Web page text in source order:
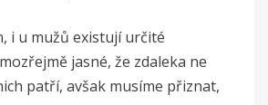
i u mužů existují určité
jasné, že zdaleka ne
patří, avšak musíme přiznat,